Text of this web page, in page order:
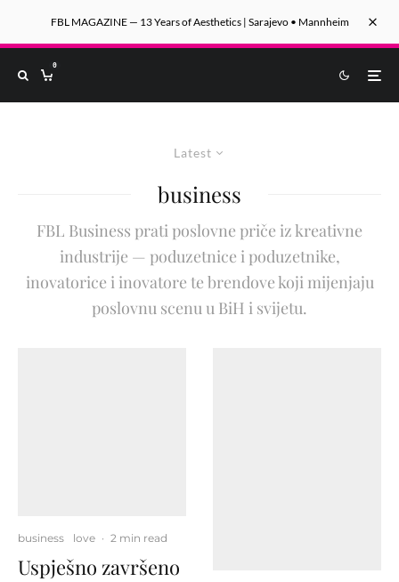
FBL MAGAZINE — 13 Years of Aesthetics | Sarajevo • Mannheim
0
Latest
business
FBL Business prati poslovne priče iz kreativne
industrije — poduzetnice i poduzetnike,
inovatorice i inovatore te brendove koji mijenjaju
poslovnu scenu u BiH i svijetu.
business love · 2 min read
Uspješno završeno